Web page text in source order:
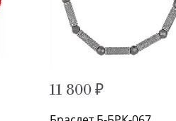
11 800 ₽